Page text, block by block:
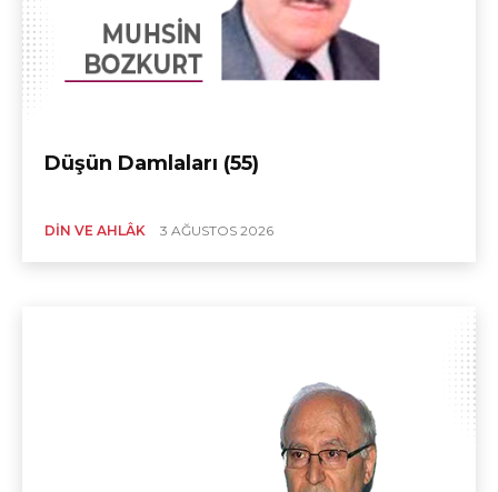
Düşün Damlaları (55)
DIN VE AHLÂK 3 AĞUSTOS 2026